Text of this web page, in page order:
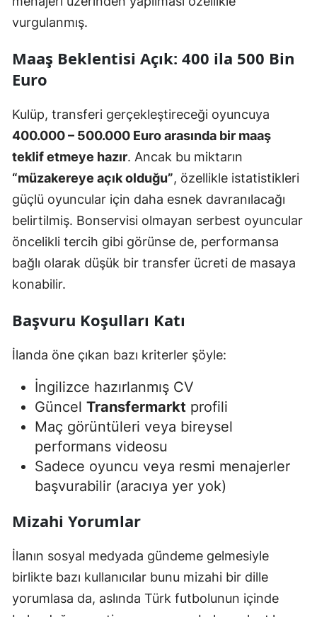
vurgulanmış.
Maaş Beklentisi Açık: 400 ila 500 Bin
Euro
Kulüp, transferi gerçekleştireceği oyuncuya
400.000 – 500.000 Euro arasında bir maaş
teklif etmeye hazır. Ancak bu miktarın
“müzakereye açık olduğu”, özellikle istatistikleri
güçlü oyuncular için daha esnek davranılacağı
belirtilmiş. Bonservisi olmayan serbest oyuncular
öncelikli tercih gibi görünse de, performansa
bağlı olarak düşük bir transfer ücreti de masaya
konabilir.
Başvuru Koşulları Katı
İlanda öne çıkan bazı kriterler şöyle:
İngilizce hazırlanmış CV
Güncel Transfermarkt profili
Maç görüntüleri veya bireysel
performans videosu
Sadece oyuncu veya resmi menajerler
başvurabilir (aracıya yer yok)
Mizahi Yorumlar
İlanın sosyal medyada gündeme gelmesiyle
birlikte bazı kullanıcılar bunu mizahi bir dille
yorumlasa da, aslında Türk futbolunun içinde